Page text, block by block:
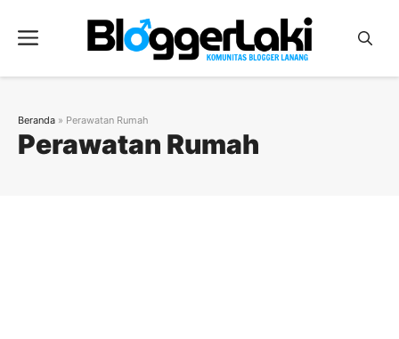
Menu
Perawatan Rumah
Beranda » Perawatan Rumah